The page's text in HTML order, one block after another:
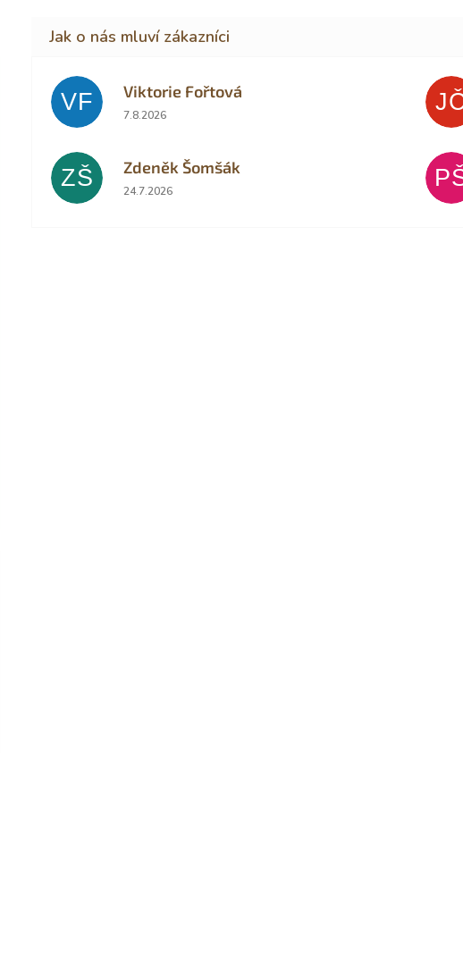
VF Viktorie Fořtová
Hodnocení obchodu je 2 z 5 hvězdiček.
7.8.2026
ZŠ Zdeněk Šomšák
Hodnocení obchodu je 5 z 5 hvězdiček.
24.7.2026